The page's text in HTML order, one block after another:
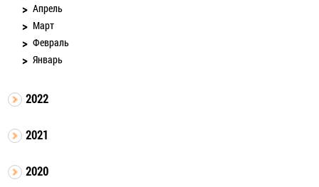
Апрель
Март
Февраль
Январь
2022
2021
2020